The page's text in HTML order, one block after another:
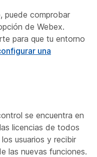
puede comprobar
de Webex.
para que tu entorno
una
se encuentra en
licencias de todos
usuarios y recibir
las nuevas funciones.